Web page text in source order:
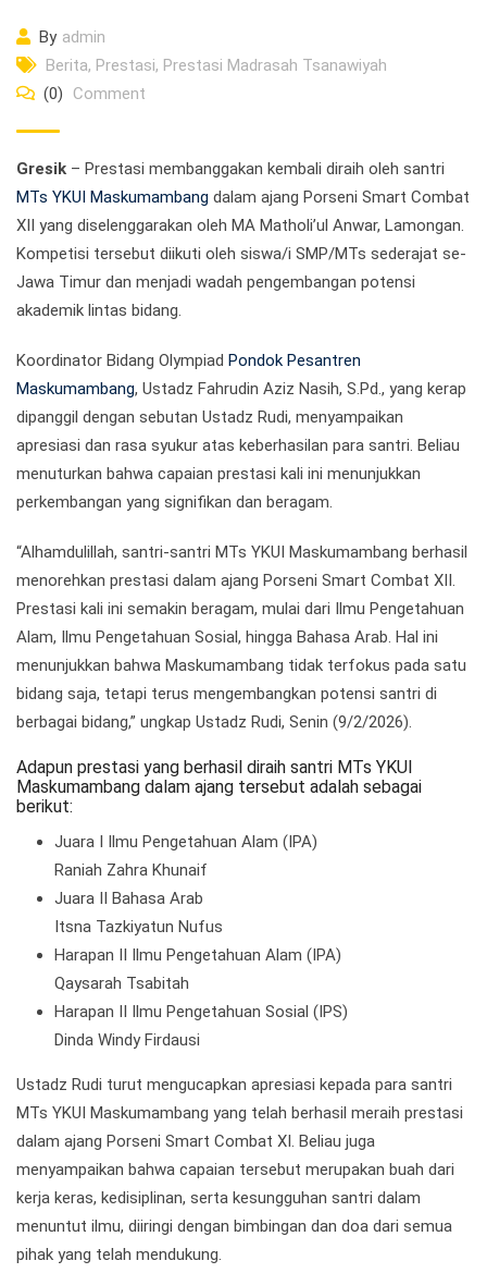
By admin
Berita, Prestasi, Prestasi Madrasah Tsanawiyah
(0)
Comment
Gresik – Prestasi membanggakan kembali diraih oleh santri
MTs YKUI Maskumambang dalam ajang Porseni Smart Combat
XII yang diselenggarakan oleh MA Matholi’ul Anwar, Lamongan.
Kompetisi tersebut diikuti oleh siswa/i SMP/MTs sederajat se-
Jawa Timur dan menjadi wadah pengembangan potensi
akademik lintas bidang.
Koordinator Bidang Olympiad Pondok Pesantren
Maskumambang, Ustadz Fahrudin Aziz Nasih, S.Pd., yang kerap
dipanggil dengan sebutan Ustadz Rudi, menyampaikan
apresiasi dan rasa syukur atas keberhasilan para santri. Beliau
menuturkan bahwa capaian prestasi kali ini menunjukkan
perkembangan yang signifikan dan beragam.
“Alhamdulillah, santri-santri MTs YKUI Maskumambang berhasil
menorehkan prestasi dalam ajang Porseni Smart Combat XII.
Prestasi kali ini semakin beragam, mulai dari Ilmu Pengetahuan
Alam, Ilmu Pengetahuan Sosial, hingga Bahasa Arab. Hal ini
menunjukkan bahwa Maskumambang tidak terfokus pada satu
bidang saja, tetapi terus mengembangkan potensi santri di
berbagai bidang,” ungkap Ustadz Rudi, Senin (9/2/2026).
Adapun prestasi yang berhasil diraih santri MTs YKUI
Maskumambang dalam ajang tersebut adalah sebagai
berikut:
Juara I Ilmu Pengetahuan Alam (IPA)
Raniah Zahra Khunaif
Juara II Bahasa Arab
Itsna Tazkiyatun Nufus
Harapan II Ilmu Pengetahuan Alam (IPA)
Qaysarah Tsabitah
Harapan II Ilmu Pengetahuan Sosial (IPS)
Dinda Windy Firdausi
Ustadz Rudi turut mengucapkan apresiasi kepada para santri
MTs YKUI Maskumambang yang telah berhasil meraih prestasi
dalam ajang Porseni Smart Combat XI. Beliau juga
menyampaikan bahwa capaian tersebut merupakan buah dari
kerja keras, kedisiplinan, serta kesungguhan santri dalam
menuntut ilmu, diiringi dengan bimbingan dan doa dari semua
pihak yang telah mendukung.